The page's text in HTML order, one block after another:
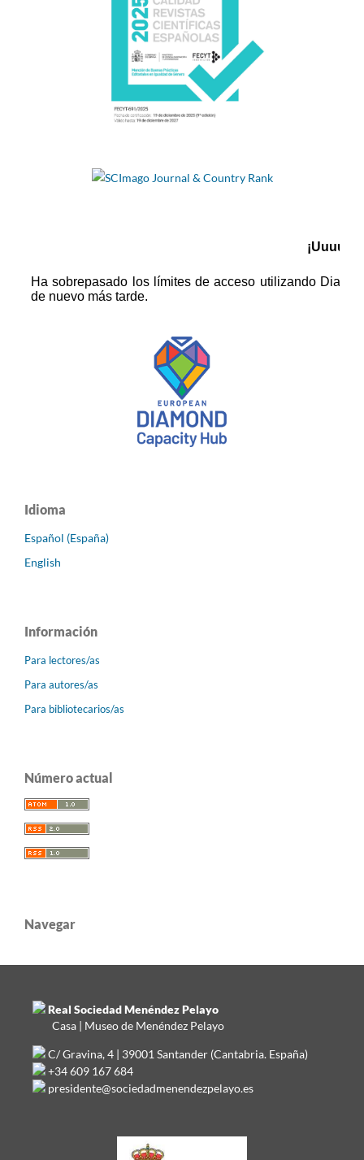
Idioma
Español (España)
English
Información
Para lectores/as
Para autores/as
Para bibliotecarios/as
Número actual
Navegar
Real Sociedad Menéndez Pelayo
Casa | Museo de Menéndez Pelayo
C/ Gravina, 4 | 39001 Santander (Cantabria. España)
+34 609 167 684
presidente@sociedadmenendezpelayo.es